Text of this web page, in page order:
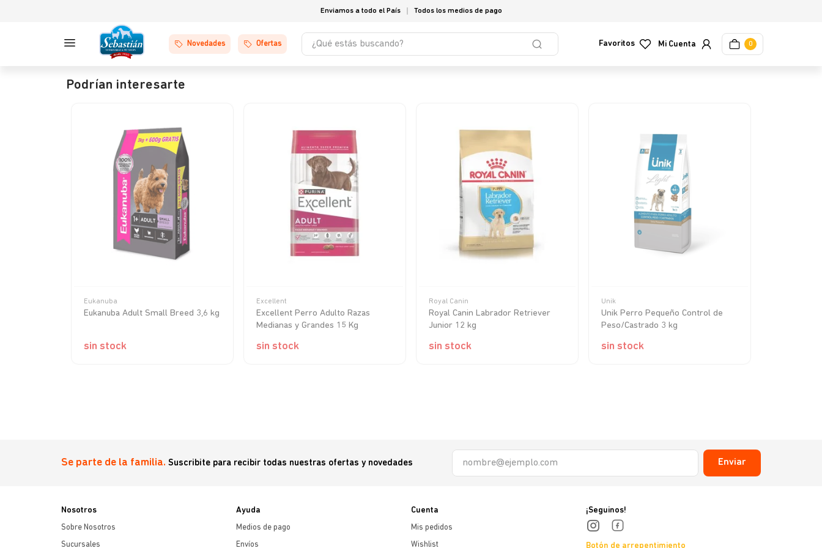
Enviamos a todo el País Todos los medios de pago
Novedades Ofertas
¿Qué estás buscando?
Favoritos 0
Podrían interesarte
Eukanuba
Eukanuba Adult Small Breed 3,6 kg
sin stock
Excellent
Excellent Perro Adulto Razas
Medianas y Grandes 15 Kg
sin stock
Royal Canin
Royal Canin Labrador Retriever
Junior 12 kg
sin stock
Unik
Unik Perro Pequeño Control de
Peso/Castrado 3 kg
sin stock
Se parte de la familia. Suscribite para recibir todas nuestras ofertas y novedades Enviar
Nosotros
Sobre Nosotros
Sucursales
Ayuda
Medios de pago
Envíos
Cuenta
Mis pedidos
Wishlist
¡Seguinos!
Botón de arrepentimiento